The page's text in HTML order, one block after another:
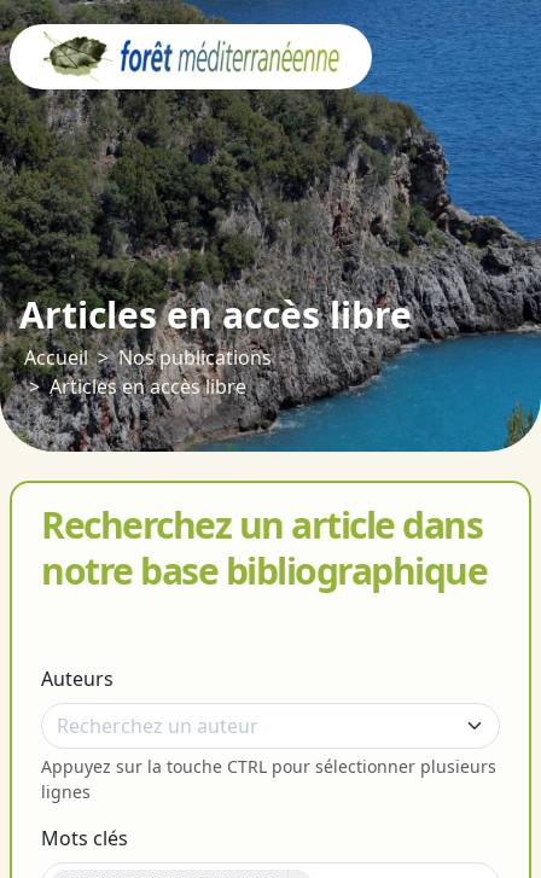
Articles en accès libre
Accueil
Nos publications
Articles en accès libre
Recherchez un article dans
notre base bibliographique
Auteurs
Appuyez sur la touche CTRL pour sélectionner plusieurs
lignes
Mots clés
Panneau de gestion des cookies